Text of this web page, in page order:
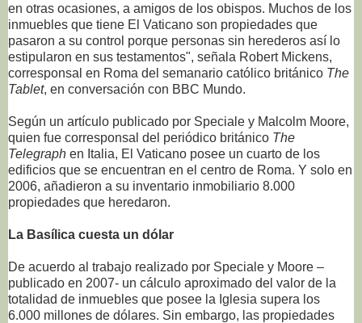
en otras ocasiones, a amigos de los obispos. Muchos de los
inmuebles que tiene El Vaticano son propiedades que
pasaron a su control porque personas sin herederos así lo
estipularon en sus testamentos", señala Robert Mickens,
corresponsal en Roma del semanario católico británico The
Tablet, en conversación con BBC Mundo.
Según un artículo publicado por Speciale y Malcolm Moore,
quien fue corresponsal del periódico británico The
Telegraph en Italia, El Vaticano posee un cuarto de los
edificios que se encuentran en el centro de Roma. Y solo en
2006, añadieron a su inventario inmobiliario 8.000
propiedades que heredaron.
La Basílica cuesta un dólar
De acuerdo al trabajo realizado por Speciale y Moore –
publicado en 2007- un cálculo aproximado del valor de la
totalidad de inmuebles que posee la Iglesia supera los
6.000 millones de dólares. Sin embargo, las propiedades